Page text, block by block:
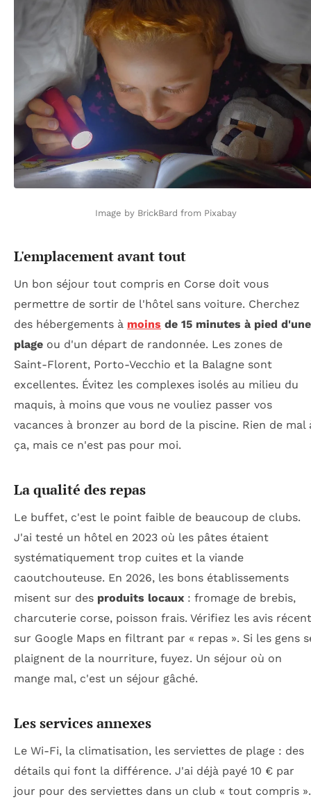
Image by BrickBard from Pixabay
L'emplacement avant tout
Un bon séjour tout compris en Corse doit vous
permettre de sortir de l'hôtel sans voiture. Cherchez
des hébergements à moins de 15 minutes à pied d'une
plage ou d'un départ de randonnée. Les zones de
Saint-Florent, Porto-Vecchio et la Balagne sont
excellentes. Évitez les complexes isolés au milieu du
maquis, à moins que vous ne vouliez passer vos
vacances à bronzer au bord de la piscine. Rien de mal
ça, mais ce n'est pas pour moi.
La qualité des repas
Le buffet, c'est le point faible de beaucoup de clubs.
J'ai testé un hôtel en 2023 où les pâtes étaient
systématiquement trop cuites et la viande
caoutchouteuse. En 2026, les bons établissements
misent sur des produits locaux : fromage de brebis,
charcuterie corse, poisson frais. Vérifiez les avis
sur Google Maps en filtrant par « repas ». Si les gens
plaignent de la nourriture, fuyez. Un séjour où on
mange mal, c'est un séjour gâché.
Les services annexes
Le Wi-Fi, la climatisation, les serviettes de plage : des
détails qui font la différence. J'ai déjà payé 10 € par
jour pour des serviettes dans un club « tout compris ».